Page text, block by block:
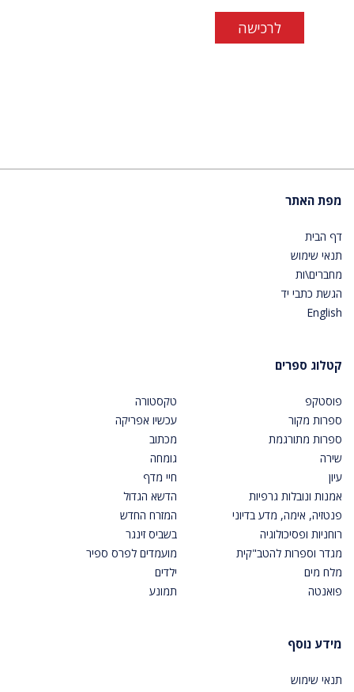
לרכישה
מפת האתר
דף הבית
תנאי שימוש
מחברים\ות
הגשת כתבי יד
English
קטלוג ספרים
פוסטקפ
ספרות מקור
ספרות מתורגמת
שירה
עיון
אמנות ונובלות גרפיות
פנטזיה, אימה, מדע בדיוני
רוחניות ופסיכולוגיה
מגדר וספרות להטב"קית
מלח מים
פואנטה
טקסטורה
עכשיו אפריקה
מכתוב
גומחה
חיי מדף
הדשא הגדול
המזרח החדש
בשביס זינגר
מועמדים לפרס ספיר
ילדים
תמונע
מידע נוסף
תנאי שימוש